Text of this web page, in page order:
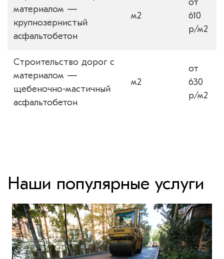
материалом —
крупнозернистый
асфальтобетон
м2
от
610
р/м2
Строительство дорог с
материалом —
щебеночно-мастичный
асфальтобетон
м2
от
630
р/м2
Наши популярные услуги